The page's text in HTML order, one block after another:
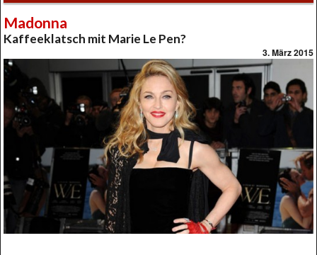
Madonna
Kaffeeklatsch mit Marie Le Pen?
3. März 2015